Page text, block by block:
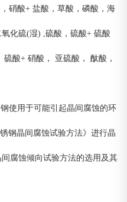
硝酸+ 盐酸，草酸，磷酸，海
化硫(湿) ,硫酸，硫酸+ 硫酸
酸+ 硝酸， 亚硫酸， 酞酸，
使用于可能引起晶间腐蚀的环
钢晶间腐蚀试验方法》进行晶
腐蚀倾向试验方法的选用及其